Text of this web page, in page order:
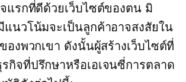
แรกที่ดีด้วยเว็บไซต์ของตน มิ
นวโน้มจะเป็นลูกค้าอาจสงสัยใน
องพวกเขา ดังนั้นผู้สร้างเว็บไซต์ที่
กิจที่ปรึกษาหรือเอเจนซี่การตลาด